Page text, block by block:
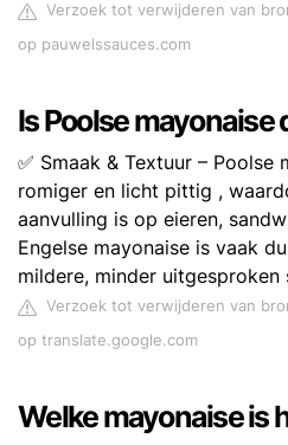
Verzoek tot verwijderen van
op pauwelssauces.com
Is Poolse mayonaise
✅ Smaak & Textuur – Poolse
romiger en licht pittig ,
aanvulling is op eieren,
Engelse mayonaise is vaak
mildere, minder uitgesproken
Verzoek tot verwijderen van
op translate.google.com
Welke mayonaise is